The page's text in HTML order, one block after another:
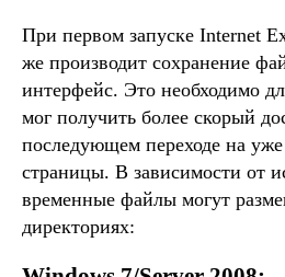
При первом запуске Internet
же производит сохранение
интерфейс. Это необходимо
мог получить более скорый
последующем переходе на
страницы. В зависимости от
временные файлы могут
директориях: